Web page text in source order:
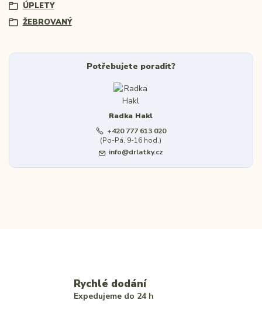
ÚPLETY
ŽEBROVANÝ
Potřebujete poradit?
Radka Hakl
+420 777 613 020
(Po-Pá, 9-16 hod.)
info@drlatky.cz
Rychlé dodání
Expedujeme do 24 h